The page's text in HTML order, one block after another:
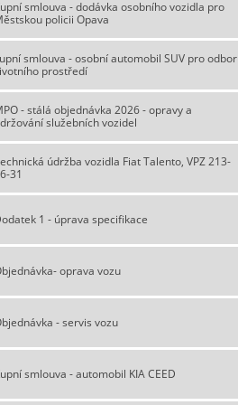
smlouva - dodávka osobního vozidla pro
policii Opava
smlouva - osobní automobil SUV pro odbor
prostředí
- stálá objednávka 2026 - opravy a
služebních vozidel
údržba vozidla Fiat Talento, VPZ 213-
31
1 - úprava specifikace
oprava vozu
- servis vozu
smlouva - automobil KIA CEED